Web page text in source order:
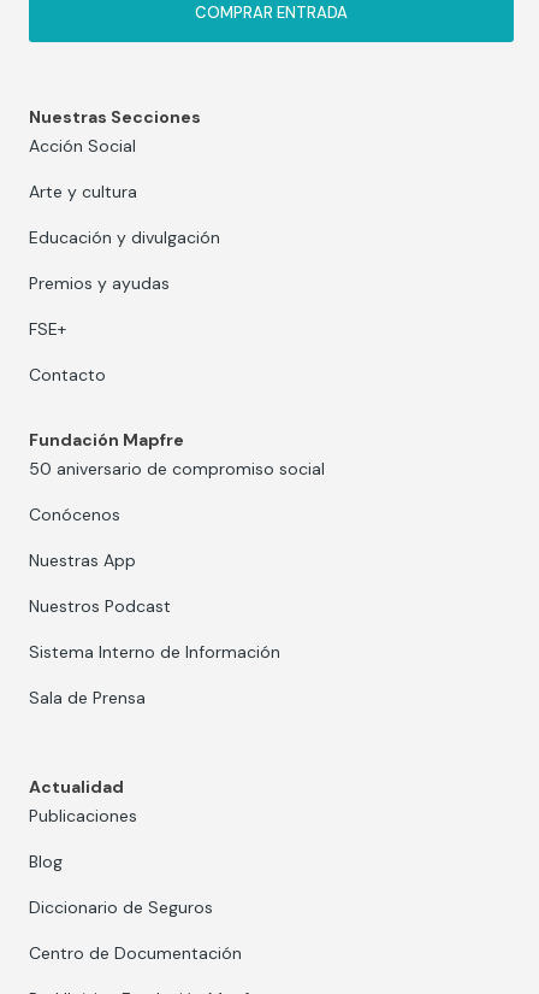
COMPRAR ENTRADA
Nuestras Secciones
Acción Social
Arte y cultura
Educación y divulgación
Premios y ayudas
FSE+
Contacto
Fundación Mapfre
50 aniversario de compromiso social
Conócenos
Nuestras App
Nuestros Podcast
Sistema Interno de Información
Sala de Prensa
Actualidad
Publicaciones
Blog
Diccionario de Seguros
Centro de Documentación